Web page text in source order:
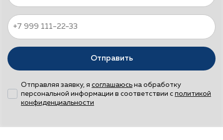
Отправить
Отправляя заявку, я соглашаюсь на обработку
персональной информации в соответствии с политикой
конфиденциальности